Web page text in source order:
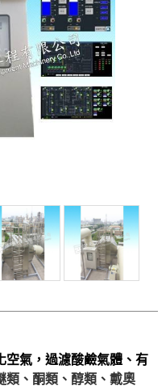
管路配置工程
攪拌槽
槽體、製品結構工程
實驗櫃
除臭設備
消毒殺菌淨化設備
配件
洗滌塔
管路配置工程
空氣，過濾酸鹼氣體、有
類、酮類、醇類、戴奧